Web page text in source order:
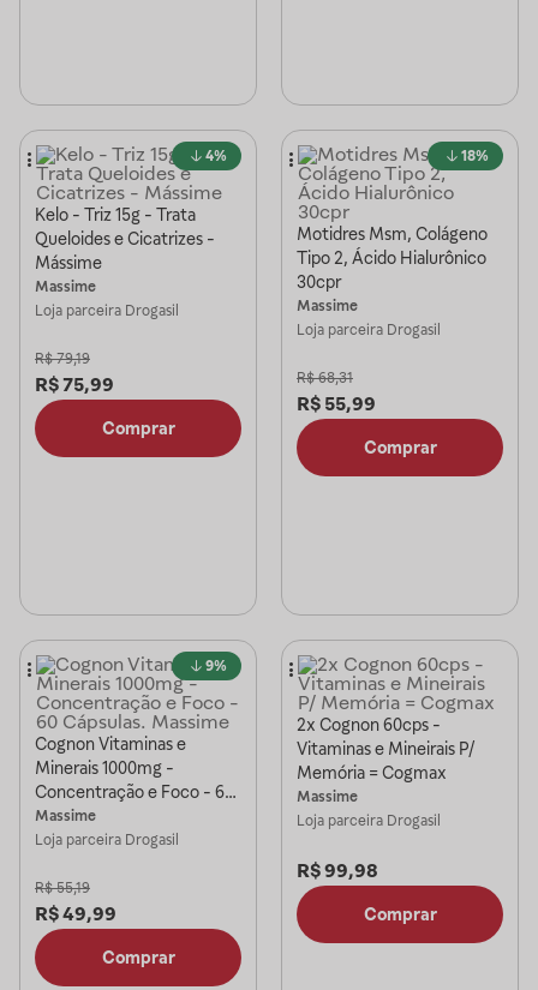
4%
Kelo - Triz 15g - Trata
Queloides e Cicatrizes -
Mássime
Massime
Loja parceira Drogasil
R$ 79,19
R$75,99
Comprar
18%
Motidres Msm, Colágeno
Tipo 2, Ácido Hialurônico
30cpr
Massime
Loja parceira Drogasil
R$ 68,31
R$ 55,99
Comprar
9%
Cognon Vitaminas e
Minerais 1000mg -
Concentração e Foco - 60
Cápsulas. Massime
Massime
Loja parceira Drogasil
R$ 55,19
R$49,99
Comprar
2x Cognon 60cps -
Vitaminas e Mineirais P/
Memória = Cogmax
Massime
Loja parceira Drogasil
R$99,98
Comprar